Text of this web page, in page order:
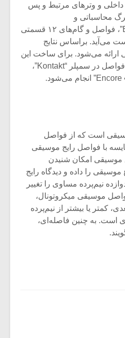
و وترهای مرتبط و پس
محاسباتی و
فرمول‌نویسی‌شده “Excel”، فواصل و گام‌های ۱۲ قسمتی
می‌آید. براساس نتایج
می‌شود. برای ساخت این
قطعه، بعد از ورود اندازه فواصل در سمپلر “Kontakt”،
است که از فواصل
با فواصل رایج موسیقی
موسیقی امکان شنیدن
را داده و دیدگاه رایج
نیم‌پرده مساوی را تغییر
موسیقی میکروتونال،
کمتر یا بیشتر از نیم‌پرده
است. به‌ چنین فاصله‌ای،